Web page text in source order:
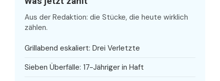
Aus der Redaktion: die Stücke, die heute wirklich
zählen.
Grillabend eskaliert: Drei Verletzte
Sieben Überfälle: 17-Jähriger in Haft